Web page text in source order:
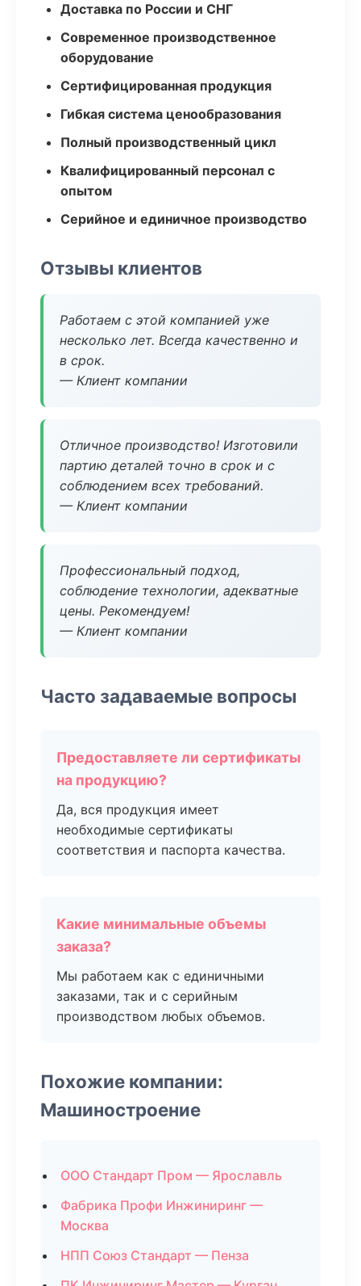
Доставка по России и СНГ
Современное производственное
оборудование
Сертифицированная продукция
Гибкая система ценообразования
Полный производственный цикл
Квалифицированный персонал с
опытом
Серийное и единичное производство
Отзывы клиентов
Работаем с этой компанией уже
несколько лет. Всегда качественно и
в срок.
— Клиент компании
Отличное производство! Изготовили
партию деталей точно в срок и с
соблюдением всех требований.
— Клиент компании
Профессиональный подход,
соблюдение технологии, адекватные
цены. Рекомендуем!
— Клиент компании
Часто задаваемые вопросы
Предоставляете ли сертификаты
на продукцию?
Да, вся продукция имеет
необходимые сертификаты
соответствия и паспорта качества.
Какие минимальные объемы
заказа?
Мы работаем как с единичными
заказами, так и с серийным
производством любых объемов.
Похожие компании:
Машиностроение
ООО Стандарт Пром — Ярославль
Фабрика Профи Инжиниринг —
Москва
НПП Союз Стандарт — Пенза